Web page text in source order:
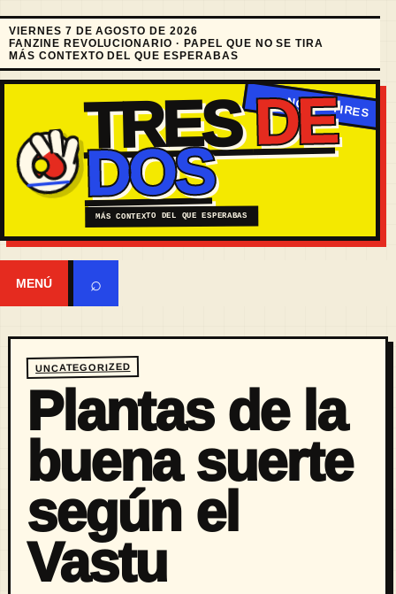
VIERNES 7 DE AGOSTO DE 2026
FANZINE REVOLUCIONARIO · PAPEL QUE NO SE TIRA
MÁS CONTEXTO DEL QUE ESPERABAS
TRESDE
DOS
MÁS CONTEXTO DEL QUE ESPERABAS
MENÚ ⌕
UNCATEGORIZED
Plantas de la
buena suerte
según el
Vastu